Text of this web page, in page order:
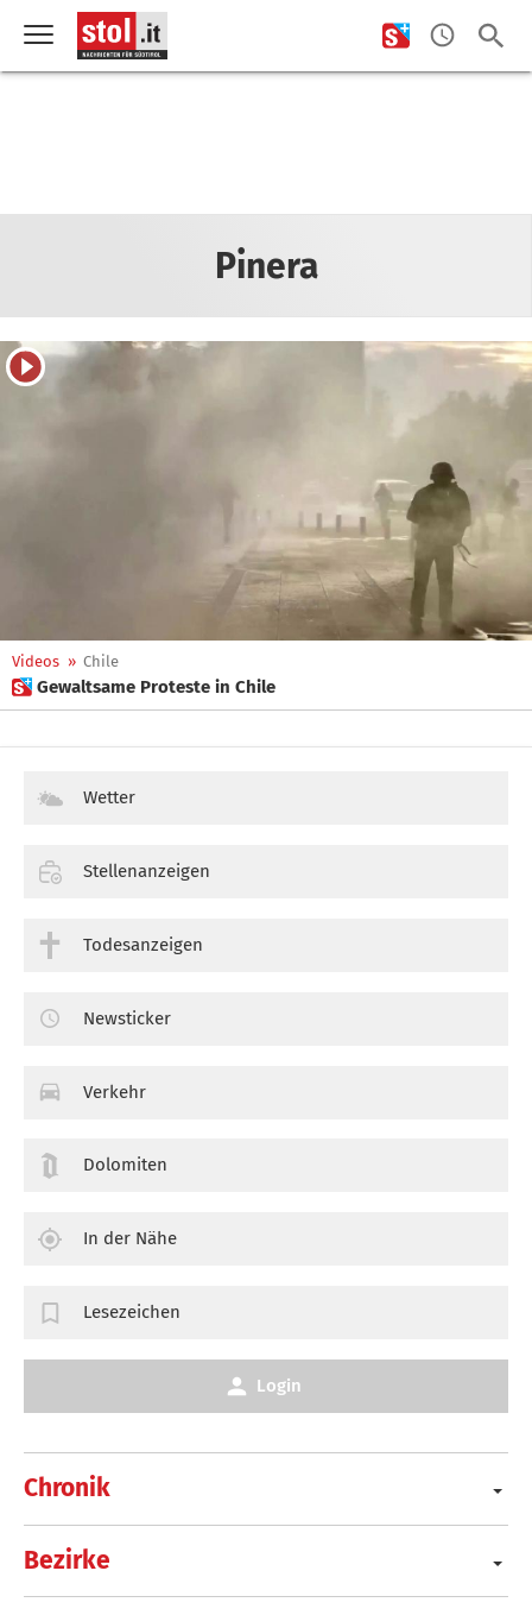
Pinera
Videos » Chile
 Gewaltsame Proteste in Chile
Chronik
Bezirke
Wetter
Stellenanzeigen
Todesanzeigen
Newsticker
Verkehr
Dolomiten
In der Nähe
Lesezeichen
Login